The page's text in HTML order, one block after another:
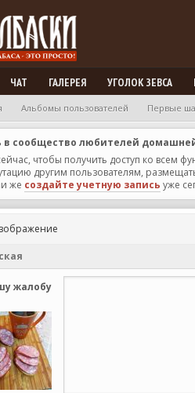
ЧАТ ГАЛЕРЕЯ УГОЛОК ЗЕВСА
Альбомы пользователей Первые
сообщество любителей
чтобы получить доступ ко всем
другим пользователям,
же создайте учетную запись уже
жалобу